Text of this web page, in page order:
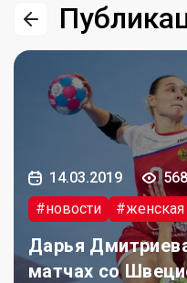
14.03.2019
#новости
#женская
Дарья
матчах со